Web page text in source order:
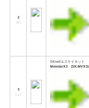
2
[↓]
3
[
]
SKnet/エスケイネット
MonsterX3 (SK-MVX3)